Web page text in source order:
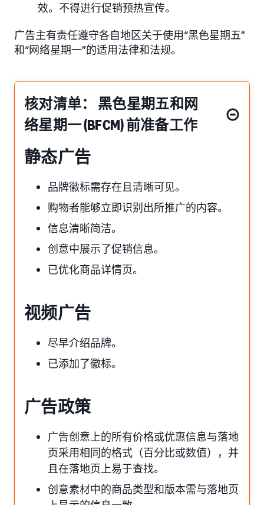
效。不得进行促销预热宣传。
广告主有责任遵守各自地区关于使用“黑色星期五”
和“网络星期一”的适用法律和法规。
核对清单： 黑色星期五和网
络星期一 (BFCM) 前准备工作
静态广告
品牌徽标需存在且清晰可见。
购物者能够立即识别出所推广的内容。
信息清晰简洁。
创意中展示了促销信息。
已优化商品详情页。
视频广告
尽早介绍品牌。
已添加了徽标。
广告政策
广告创意上的所有价格或优惠信息与落地
页采用相同的格式（百分比或数值），并
且在落地页上易于查找。
创意素材中的商品类型和版本需与落地页